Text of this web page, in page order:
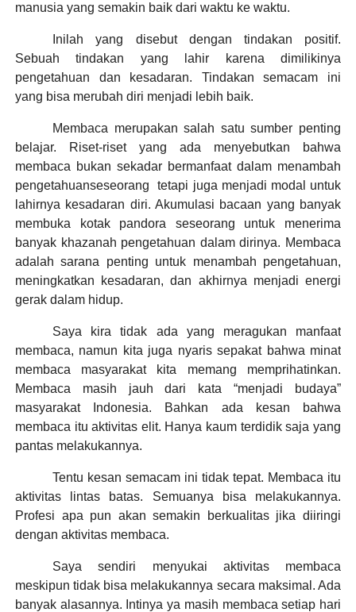
manusia yang semakin baik dari waktu ke waktu.
Inilah yang disebut dengan tindakan positif.
Sebuah tindakan yang lahir karena dimilikinya
pengetahuan dan kesadaran. Tindakan semacam ini
yang bisa merubah diri menjadi lebih baik.
Membaca merupakan salah satu sumber penting
belajar. Riset-riset yang ada menyebutkan bahwa
membaca bukan sekadar bermanfaat dalam menambah
pengetahuanseseorang
tetapi juga menjadi modal untuk
lahirnya kesadaran diri. Akumulasi bacaan yang banyak
membuka kotak pandora seseorang untuk menerima
banyak khazanah pengetahuan dalam dirinya. Membaca
adalah sarana penting untuk menambah pengetahuan,
meningkatkan kesadaran, dan akhirnya menjadi energi
gerak dalam hidup.
Saya kira tidak ada yang meragukan manfaat
membaca, namun kita juga nyaris sepakat bahwa minat
membaca masyarakat kita memang memprihatinkan.
Membaca masih jauh dari kata “menjadi budaya”
masyarakat Indonesia. Bahkan ada kesan bahwa
membaca itu aktivitas elit. Hanya kaum terdidik saja yang
pantas melakukannya.
Tentu kesan semacam ini tidak tepat. Membaca itu
aktivitas lintas batas. Semuanya bisa melakukannya.
Profesi apa pun akan semakin berkualitas jika diiringi
dengan aktivitas membaca.
Saya sendiri menyukai aktivitas membaca
meskipun tidak bisa melakukannya secara maksimal. Ada
banyak alasannya. Intinya ya masih membaca setiap hari